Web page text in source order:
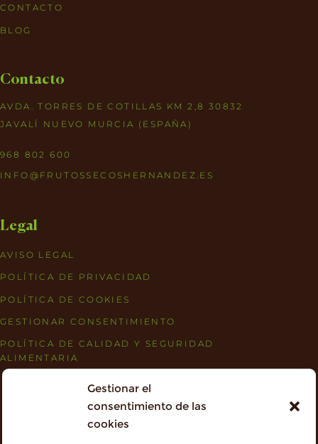
Gestionar el
consentimiento de las
cookies
CONTACTO
BLOG
Contacto
AVDA. TORRES DE COTILLAS KM 2,8 30832
JAVALÍ NUEVO MURCIA (ESPAÑA)
968 802 600
INFO@FRUTOSSECOSHERNANDEZ.ES
Legal
AVISO LEGAL
POLÍTICA DE PRIVACIDAD
POLÍTICA DE COOKIES
GESTIONAR CONSENTIMIENTO
POLÍTICA DE CALIDAD Y SEGURIDAD
ALIMENTARIA